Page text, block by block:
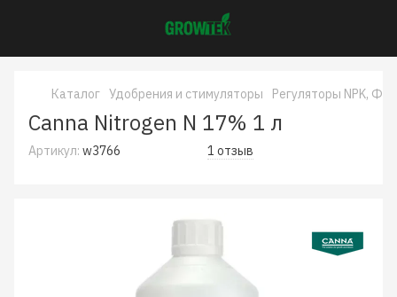
Каталог Удобрения и стимуляторы Регуляторы NPK,
Canna Nitrogen N 17% 1 л
Артикул: w3766 1 отзыв